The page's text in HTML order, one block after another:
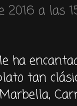
2016 a las
ha
tan